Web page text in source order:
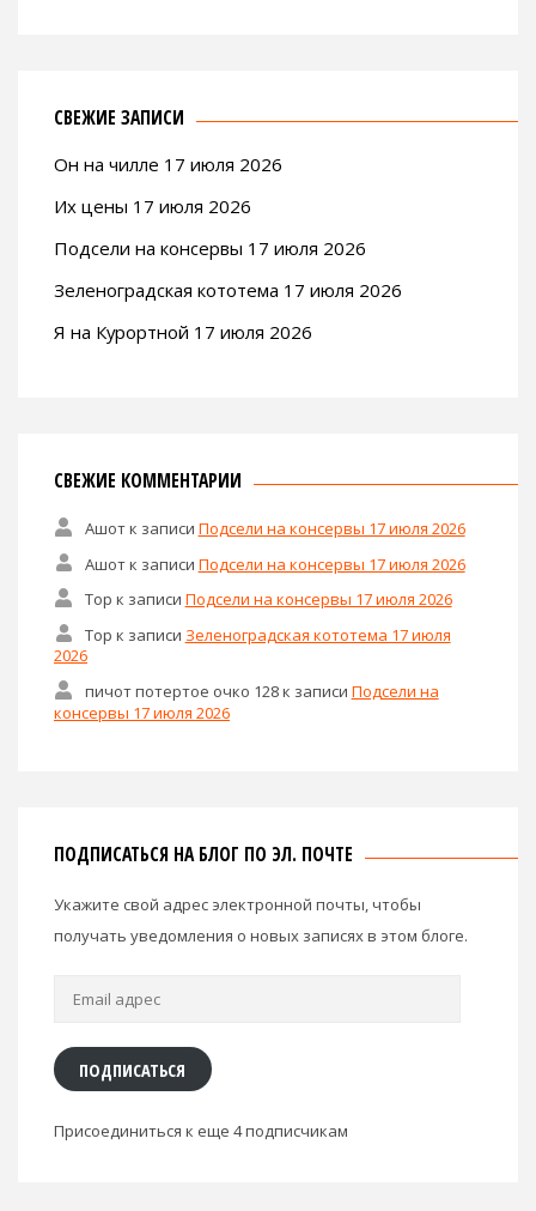
СВЕЖИЕ ЗАПИСИ
Он на чилле 17 июля 2026
Их цены 17 июля 2026
Подсели на консервы 17 июля 2026
Зеленоградская кототема 17 июля 2026
Я на Курортной 17 июля 2026
СВЕЖИЕ КОММЕНТАРИИ
Ашотк записи Подсели на консервы 17 июля 2026
Ашотк записи Подсели на консервы 17 июля 2026
Тор к записи Подсели на консервы 17 июля 2026
Тор к записи Зеленоградская кототема 17 июля
2026
пичот потертое очко 128к записи Подсели на
консервы 17 июля 2026
ПОДПИСАТЬСЯ НА БЛОГ ПО ЭЛ. ПОЧТЕ
Укажите свой адрес электронной почты, чтобы
получать уведомления о новых записях в этом блоге.
Email
ПОДПИСАТЬСЯ
Присоединиться к еще 4 подписчикам